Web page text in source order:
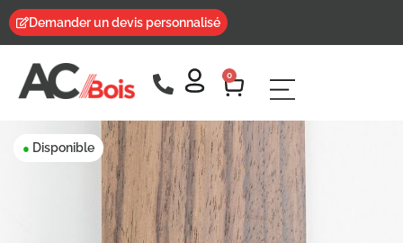
Demander un devis personnalisé
0
● Disponible